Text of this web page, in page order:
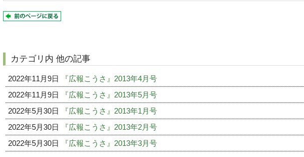
カテゴリ内 他の記事
2022年11月9日
『広報こうさ』2013年4月号
2022年11月9日
『広報こうさ』2013年5月号
2022年5月30日
『広報こうさ』2013年1月号
2022年5月30日
『広報こうさ』2013年2月号
2022年5月30日
『広報こうさ』2013年3月号